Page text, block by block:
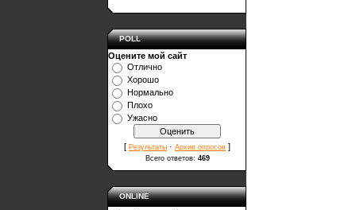
POLL
Оцените мой сайт
Отлично
Хорошо
Нормально
Плохо
Ужасно
[ Результаты · Архив опросов ]
Всего ответов: 469
ONLINE